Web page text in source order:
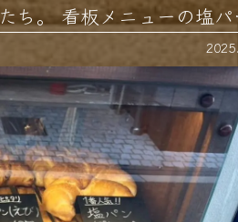
ち。 看板メニューの塩